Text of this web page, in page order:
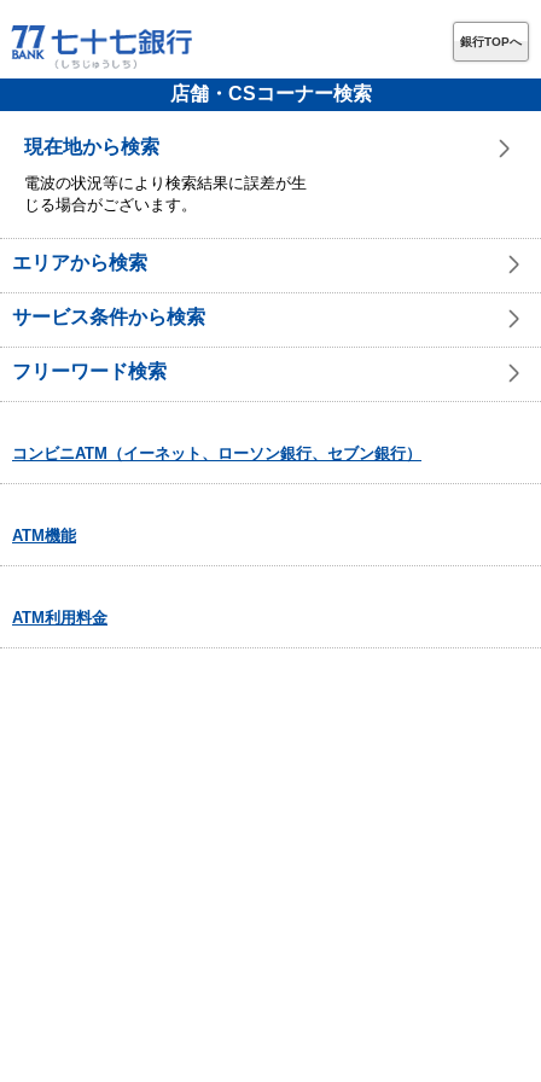
銀行TOPへ
店舗・CSコーナー検索
現在地から検索
電波の状況等により検索結果に誤差が生
じる場合がございます。
エリアから検索
サービス条件から検索
フリーワード検索
コンビニATM（イーネット、ローソン銀行、セブン銀行）
ATM機能
ATM利用料金